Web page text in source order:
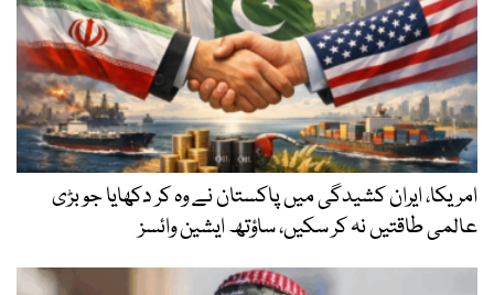
امریکا، ایران کشیدگی میں پاکستان نے وہ کر دکھایا جو بڑی
عالمی طاقتیں نہ کر سکیں، ساؤتھ ایشین وائسز